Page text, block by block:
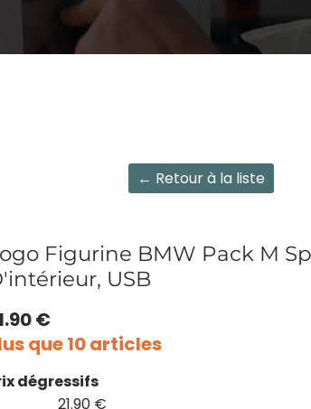
← Retour à la liste
Figurine BMW Pack M
USB
€
que 10 articles
dégressifs
21.90 €